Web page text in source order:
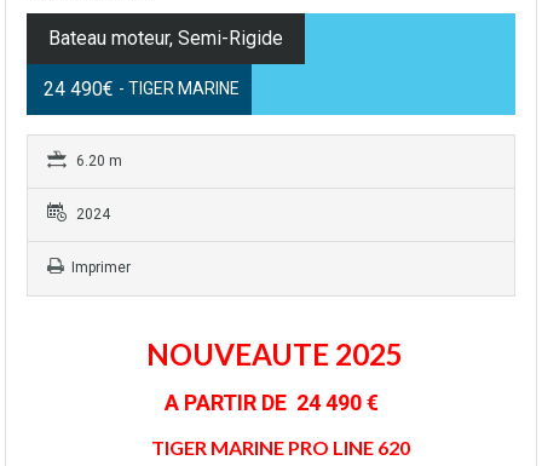
Bateau moteur, Semi-Rigide
24 490€ - TIGER MARINE
6.20 m
2024
Imprimer
NOUVEAUTE 2025
A PARTIR DE 24 490 €
TIGER MARINE PRO LINE 620